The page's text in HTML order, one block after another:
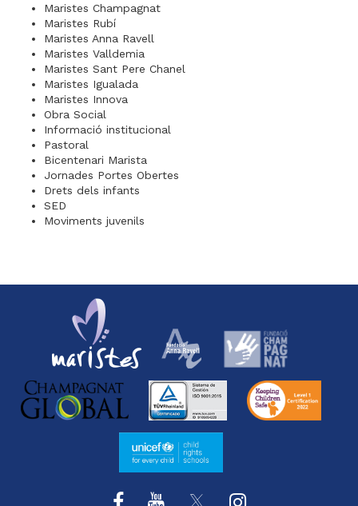
Maristes Champagnat
Maristes Rubí
Maristes Anna Ravell
Maristes Valldemia
Maristes Sant Pere Chanel
Maristes Igualada
Maristes Innova
Obra Social
Informació institucional
Pastoral
Bicentenari Marista
Jornades Portes Obertes
Drets dels infants
SED
Moviments juvenils